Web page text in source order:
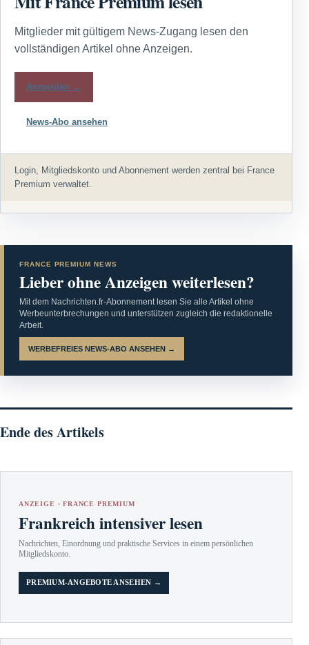
Mitglieder mit gültigem News-Zugang lesen den
vollständigen Artikel ohne Anzeigen.
Anmelden →
News-Abo ansehen
Login, Mitgliedskonto und Abonnement werden zentral bei France
Premium verwaltet.
FRANCE PREMIUM NEWS
Lieber ohne Anzeigen weiterlesen?
Mit dem Nachrichten.fr-Abonnement lesen Sie alle Artikel ohne
Werbeunterbrechungen und unterstützen zugleich die redaktionelle
Arbeit.
WERBEFREIES NEWS-ABO ANSEHEN →
Ende des Artikels
ANZEIGE · FRANCE PREMIUM
Frankreich intensiver lesen
Nachrichten, Einordnung und praktische Services in einem persönlichen
Mitgliedskonto.
PREMIUM-ANGEBOTE ANSEHEN →